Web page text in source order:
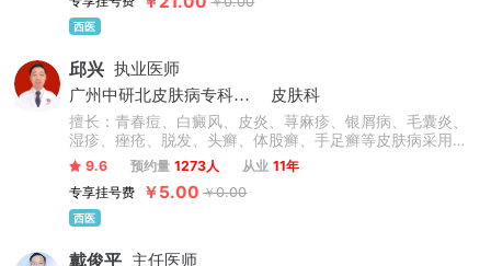
西医
邱兴 执业医师
广州中研北皮肤病专科门诊
皮肤科
擅长：青春痘、白癜风、皮炎、荨麻疹、银屑病、毛囊炎、
湿疹、痤疮、脱发、头癣、体股癣、手足癣等皮肤病采用中
西医结合治疗与免疫疗法治疗。
9.6 预约量 1273人 从业 11年
专享挂号费
￥5.00 ￥0.00
西医
戴俊平 主任医师